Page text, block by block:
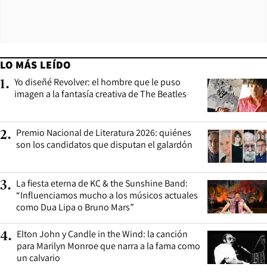
LO MÁS LEÍDO
1. Yo diseñé Revolver: el hombre que le puso
imagen a la fantasía creativa de The Beatles
2. Premio Nacional de Literatura 2026: quiénes
son los candidatos que disputan el galardón
3. La fiesta eterna de KC & the Sunshine Band:
“Influenciamos mucho a los músicos actuales
como Dua Lipa o Bruno Mars”
4. Elton John y Candle in the Wind: la canción
para Marilyn Monroe que narra a la fama como
un calvario